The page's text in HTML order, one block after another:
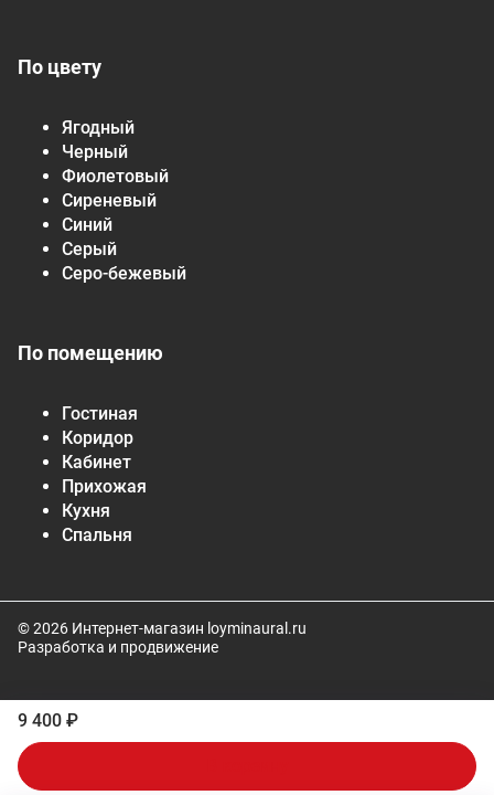
9 400 ₽
По цвету
Ягодный
Черный
Фиолетовый
Сиреневый
Синий
Серый
Серо-бежевый
По помещению
Гостиная
Коридор
Кабинет
Прихожая
Кухня
Спальня
© 2026 Интернет-магазин loyminaural.ru
Разработка и продвижение